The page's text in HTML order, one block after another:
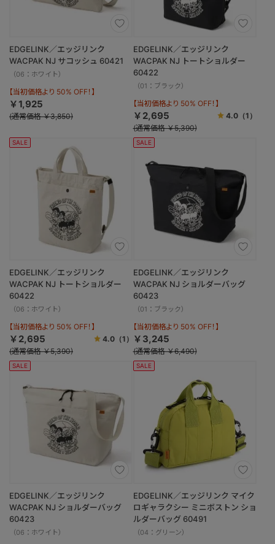
EDGELINK／エッジリンク
WACPAK NJ サコッシュ 60421
（06：ホワイト）
【当初価格より 50% OFF！】
￥1,925
(通常価格 ￥3,850)
EDGELINK／エッジリンク
WACPAK NJ トートショルダー
60422
（01：ブラック）
【当初価格より 50% OFF！】
￥2,695 4.0 （1）
(通常価格 ￥5,390)
SALE
EDGELINK／エッジリンク
WACPAK NJ トートショルダー
60422
（06：ホワイト）
【当初価格より 50% OFF！】
￥2,695 4.0（1）
(通常価格 ￥5,390)
SALE
EDGELINK／エッジリンク
WACPAK NJ ショルダーバッグ
60423
（01：ブラック）
【当初価格より 50% OFF！】
￥3,245
(通常価格 ￥6,490)
SALE
EDGELINK／エッジリンク
WACPAK NJ ショルダーバッグ
60423
（06：ホワイト）
SALE
EDGELINK／エッジリンク マイク
ロギャラクシー ミニボストン ショ
ルダーバッグ 60491
（04：グリーン）